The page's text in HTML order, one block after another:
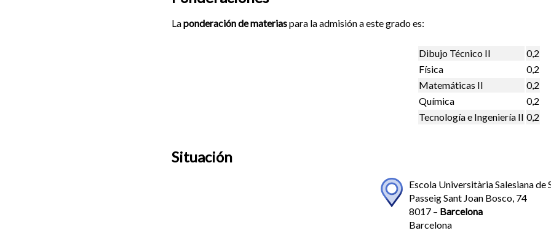
Laponderación de materiaspara la admisión a este grado es:
Dibujo Técnico II
0,2
Física
0,2
Matemáticas II
0,2
Química
0,2
Tecnología e Ingeniería II 0,2
Situación
Escola Universitària Salesiana de
Passeig Sant Joan Bosco, 74
8017 – Barcelona
Barcelona